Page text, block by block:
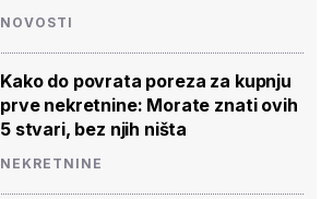
NOVOSTI
Kako do povrata poreza za kupnju
prve nekretnine: Morate znati ovih
5 stvari, bez njih ništa
NEKRETNINE